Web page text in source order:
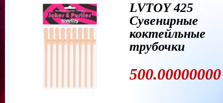
LVTOY 425
Сувенирные
коктейльные
трубочки